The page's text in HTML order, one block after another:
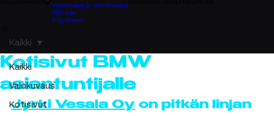
AI-optimointi ja SEO
Google Ads
Kotisivut
Kaikki
Valokuvaus
Kaikki
Kotisivut BMW
asiantuntijalle